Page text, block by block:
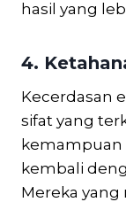
hasil yang
4.
Kecerdasan
sifat yang
kemampuan
kembali
Mereka